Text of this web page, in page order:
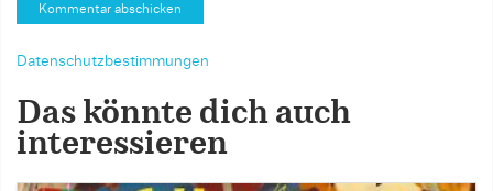
Datenschutzbestimmungen
Das könnte dich auch
interessieren